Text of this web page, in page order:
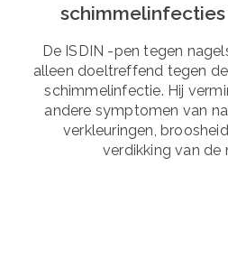
schimmelinfecties
De ISDIN -pen tegen
alleen doeltreffend tegen
schimmelinfectie. Hij
andere symptomen van
verkleuringen,
verdikking van de